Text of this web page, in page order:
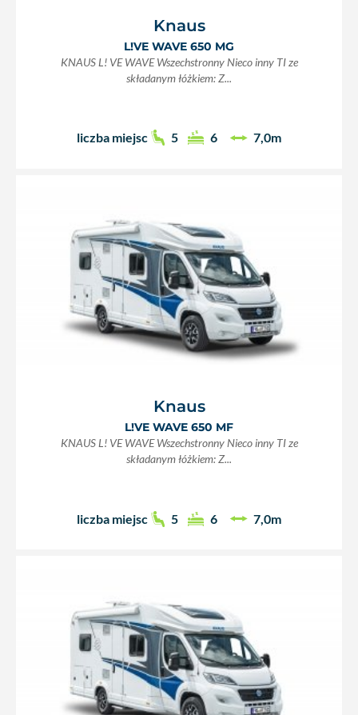
Knaus
L!VE WAVE 650 MG
KNAUS L! VE WAVE Wszechstronny Nieco inny TI ze
składanym łóżkiem: Z...
liczba miejsc 5 6 7,0m
Knaus
L!VE WAVE 650 MF
KNAUS L! VE WAVE Wszechstronny Nieco inny TI ze
składanym łóżkiem: Z...
liczba miejsc 5 6 7,0m